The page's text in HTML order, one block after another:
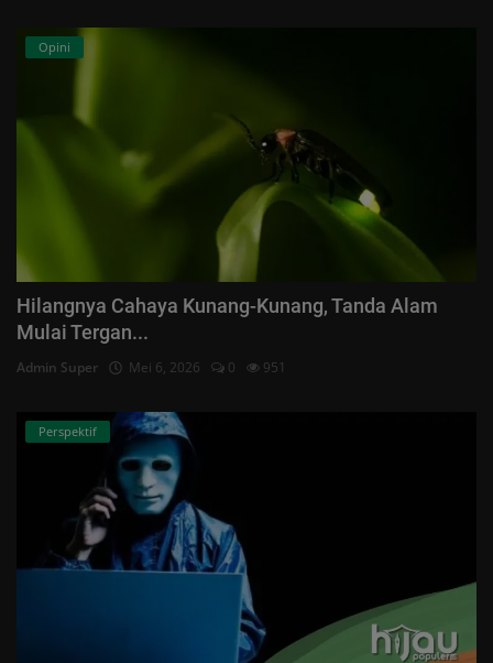
Opini
Hilangnya Cahaya Kunang-Kunang, Tanda Alam
Mulai Tergan...
Admin Super Mei 6, 2026 0 951
Perspektif